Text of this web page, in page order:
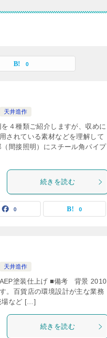
0
天井造作
４種類ご紹介しますが、収めに
されている素材などを理解して
間接照明）にスチール角パイプ
続きを読む
0 0
天井造作
塗装仕上げ ■備考 背景 2010
。百貨店の環境設計が主な業務
場など […]
続きを読む